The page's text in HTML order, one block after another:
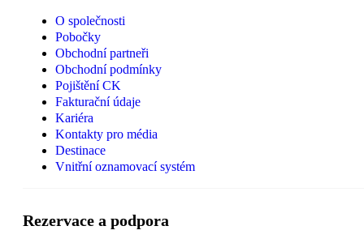
O společnosti
Pobočky
Obchodní partneři
Obchodní podmínky
Pojištění CK
Fakturační údaje
Kariéra
Kontakty pro média
Destinace
Vnitřní oznamovací systém
Rezervace a podpora